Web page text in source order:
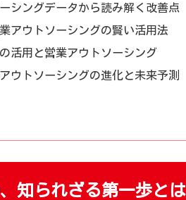
シングデータから読み解く改善点
アウトソーシングの賢い活用法
活用と営業アウトソーシング
ウトソーシングの進化と未来予測
知られざる第一歩と